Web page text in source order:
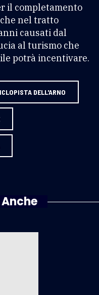
il completamento
nel tratto
causati dal
al turismo che
potrà incentivare.
DELL'ARNO